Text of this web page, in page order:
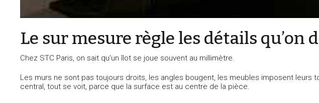
Le sur mesure règle les détails qu’on
Chez STC Paris, on sait qu’un îlot se joue souvent au millimètre.
Les murs ne sont pas toujours droits, les angles bougent, les meubles imposent leurs
central, tout se voit, parce que la surface est au centre de la pièce.